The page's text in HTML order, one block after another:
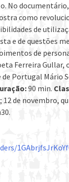
No
como
de
e de questões
de
Ferreira
Portugal Mário
90 min.
de novembro,